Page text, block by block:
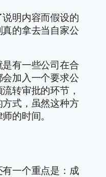
明内容而假设的
的拿去当自家公
有一些公司在合
加入一个要求公
转审批的环节，
式，虽然这种方
的时间。
一个重点是：成